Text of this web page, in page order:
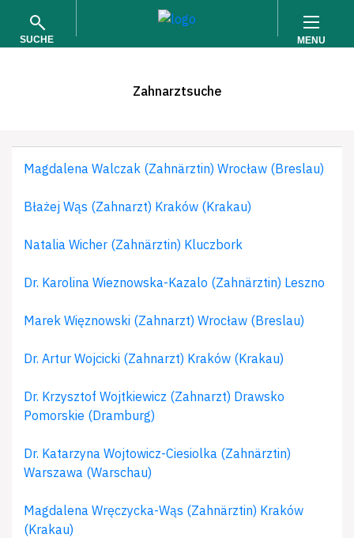
SUCHE MENU
Zahnarztsuche
Magdalena Walczak (Zahnärztin) Wrocław (Breslau)
Błażej Wąs (Zahnarzt) Kraków (Krakau)
Natalia Wicher (Zahnärztin) Kluczbork
Dr. Karolina Wieznowska-Kazalo (Zahnärztin) Leszno
Marek Więznowski (Zahnarzt) Wrocław (Breslau)
Dr. Artur Wojcicki (Zahnarzt) Kraków (Krakau)
Dr. Krzysztof Wojtkiewicz (Zahnarzt) Drawsko
Pomorskie (Dramburg)
Dr. Katarzyna Wojtowicz-Ciesiolka (Zahnärztin)
Warszawa (Warschau)
Magdalena Wręczycka-Wąs (Zahnärztin) Kraków
(Krakau)